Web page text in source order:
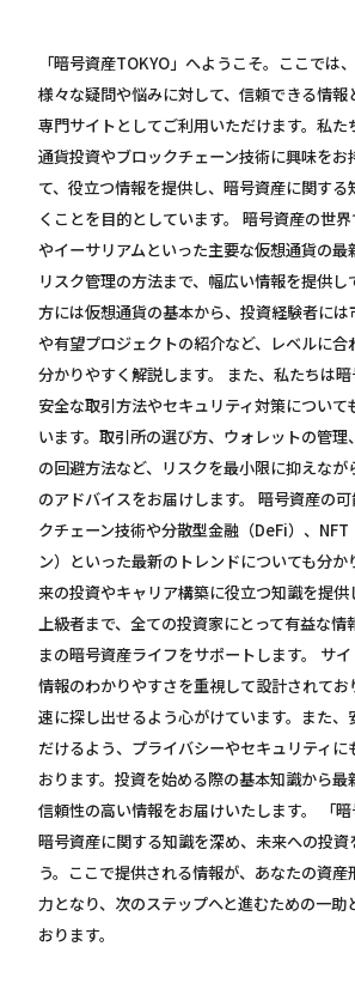
「暗号資産TOKYO」へようこそ。ここでは
様々な疑問や悩みに対して、信頼できる情報
専門サイトとしてご利用いただけます。私
通貨投資やブロックチェーン技術に興味をお
て、役立つ情報を提供し、暗号資産に関す
くことを目的としています。 暗号資産の世
やイーサリアムといった主要な仮想通貨の最
リスク管理の方法まで、幅広い情報を提供し
方には仮想通貨の基本から、投資経験者に
や有望プロジェクトの紹介など、レベルに合
分かりやすく解説します。 また、私たちは
安全な取引方法やセキュリティ対策について
います。取引所の選び方、ウォレットの管
の回避方法など、リスクを最小限に抑えなが
のアドバイスをお届けします。 暗号資産の
クチェーン技術や分散型金融（DeFi）、
ン）といった最新のトレンドについても分
来の投資やキャリア構築に役立つ知識を提供
上級者まで、全ての投資家にとって有益な情
まの暗号資産ライフをサポートします。 サ
情報のわかりやすさを重視して設計されて
速に探し出せるよう心がけています。また、
だけるよう、プライバシーやセキュリティに
おります。投資を始める際の基本知識から最
信頼性の高い情報をお届けいたします。 「
暗号資産に関する知識を深め、未来への投資
う。ここで提供される情報が、あなたの資産
力となり、次のステップへと進むための一助
おります。